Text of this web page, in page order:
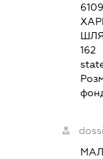
162